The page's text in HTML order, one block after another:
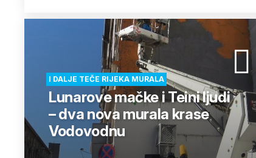
I DALJE TEČE RIJEKA MURALA
Lunarove mačke i Teini ljudi
– dva nova murala krase
Vodovodnu